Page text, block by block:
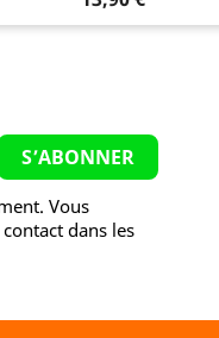
Vous
dans les